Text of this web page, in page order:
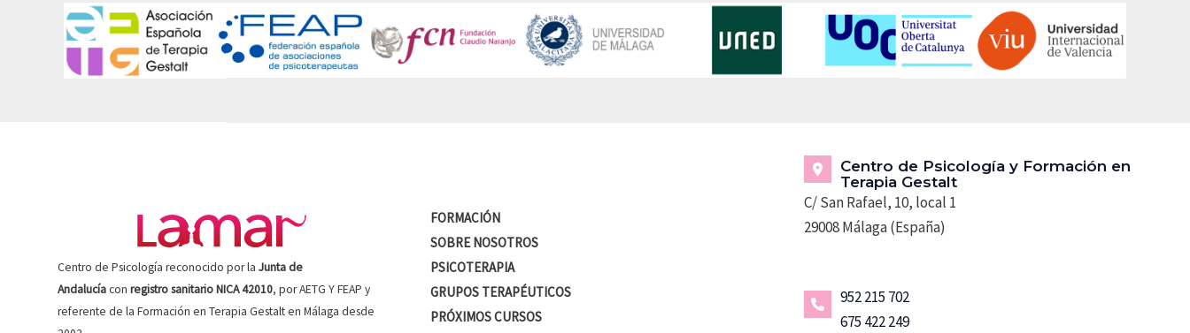
Centro de Psicología reconocido por la Junta de
Andalucíacon registro sanitario NICA 42010, por AETG Y FEAP y
referente de la Formación en Terapia Gestalt en Málaga desde
FORMACIÓN
SOBRE NOSOTROS
PSICOTERAPIA
GRUPOS TERAPÉUTICOS
PRÓXIMOS CURSOS
Centro de Psicología y Formación en
Terapia Gestalt
C/ San Rafael, 10, local 1
29008 Málaga (España)
952 215 702
675 422 249